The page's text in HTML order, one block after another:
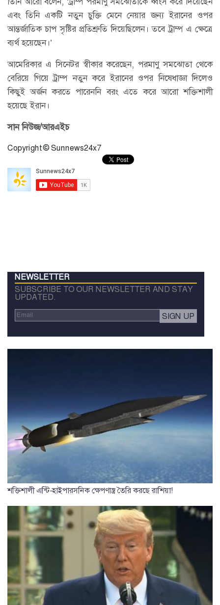
এবং তিনি একটি নতুন চুক্তি মেনে নেয়ার জন্য ইরানের ওপর
আন্তর্জাতিক চাপ সৃষ্টির প্রতিশ্রুতি দিয়েছিলেন। তবে ট্রাম্প এ ক্ষেত্রে
ব্যর্থ হয়েছেন।’
আমেরিকার এ সিনেটর স্বীকার করেছেন, পরমাণু সমঝোতা থেকে
বেরিয়ে গিয়ে ট্রাম্প নতুন করে ইরানের ওপর নিষেধাজ্ঞা দিলেও
কিছুই অর্জন করতে পারেননি বরং এতে করে আরো শক্তিশালী
হয়েছে ইরান।
সান নিউজ/আরএইচ
Copyright © Sunnews24x7
NEWSLETTER
SUBSCRIBE TO OUR NEWSLETTER AND STAY
UPDATED.
শক্তিশালী এন্টি-হাইপারসনিক ক্ষেপণাস্ত্র তৈরি করছে রাশিয়া!